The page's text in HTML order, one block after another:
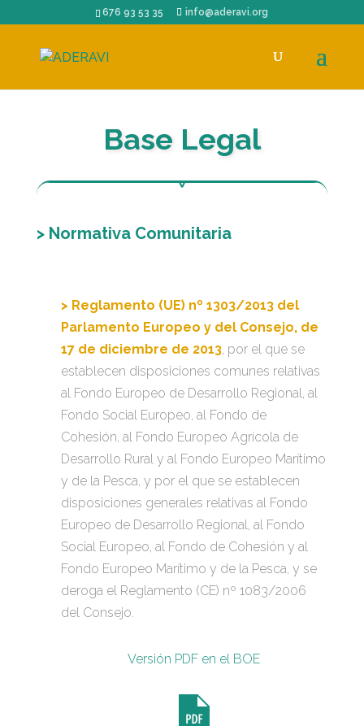
676 93 53 35 info@aderavi.org
Base Legal
> Normativa Comunitaria
> Reglamento (UE) nº 1303/2013 del
Parlamento Europeo y del Consejo, de
17 de diciembre de 2013, por el que se
establecen disposiciones comunes relativas
al Fondo Europeo de Desarrollo Regional, al
Fondo Social Europeo, al Fondo de
Cohesión, al Fondo Europeo Agrícola de
Desarrollo Rural y al Fondo Europeo Marítimo
y de la Pesca, y por el que se establecen
disposiciones generales relativas al Fondo
Europeo de Desarrollo Regional, al Fondo
Social Europeo, al Fondo de Cohesión y al
Fondo Europeo Marítimo y de la Pesca, y se
deroga el Reglamento (CE) nº 1083/2006
del Consejo.
Versión PDF en el BOE